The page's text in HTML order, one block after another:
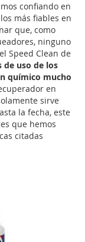
confiando en
más fiables en
que, como
ninguno
Speed Clean de
de uso de los
químico mucho
en
sirve
la fecha, este
que hemos
citadas